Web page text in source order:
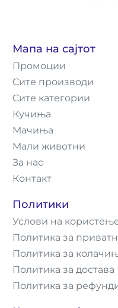
Мапа на сајтот
Промоции
Сите производи
Сите категории
Кучиња
Мачиња
Мали животни
За нас
Контакт
Политики
Услови на
Политика за
Политика за
Политика за достава
Политика за